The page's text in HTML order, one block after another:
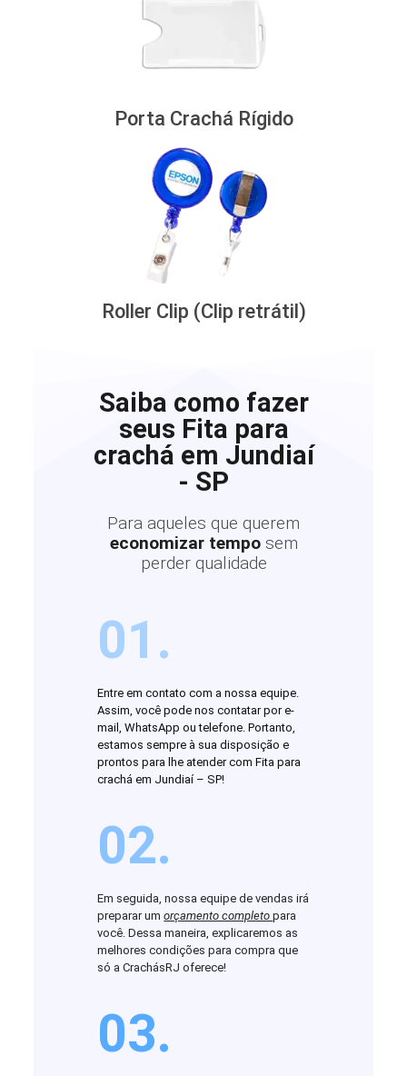
Porta Crachá Rígido
Roller Clip (Clip retrátil)
Saiba como fazer
seus Fita para
crachá em Jundiaí
- SP
Para aqueles que querem
economizar tempo sem
perder qualidade
01.
Entre em contato com a nossa equipe.
Assim, você pode nos contatar por e-
mail, WhatsApp ou telefone. Portanto,
estamos sempre à sua disposição e
prontos para lhe atender com Fita para
crachá em Jundiaí – SP!
02.
Em seguida, nossa equipe de vendas irá
preparar umorçamento completopara
você. Dessa maneira, explicaremos as
melhores condições para compra que
só a CrachásRJ oferece!
03.